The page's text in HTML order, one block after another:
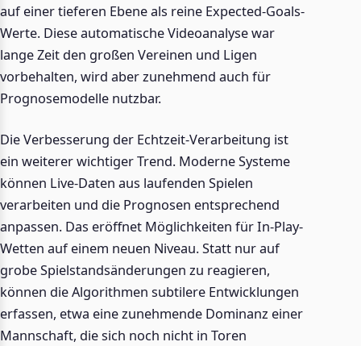
auf einer tieferen Ebene als reine Expected-Goals-
Werte. Diese automatische Videoanalyse war
lange Zeit den großen Vereinen und Ligen
vorbehalten, wird aber zunehmend auch für
Prognosemodelle nutzbar.
Die Verbesserung der Echtzeit-Verarbeitung ist
ein weiterer wichtiger Trend. Moderne Systeme
können Live-Daten aus laufenden Spielen
verarbeiten und die Prognosen entsprechend
anpassen. Das eröffnet Möglichkeiten für In-Play-
Wetten auf einem neuen Niveau. Statt nur auf
grobe Spielstandsänderungen zu reagieren,
können die Algorithmen subtilere Entwicklungen
erfassen, etwa eine zunehmende Dominanz einer
Mannschaft, die sich noch nicht in Toren